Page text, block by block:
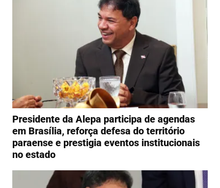
Presidente da Alepa participa de agendas
em Brasília, reforça defesa do território
paraense e prestigia eventos institucionais
no estado